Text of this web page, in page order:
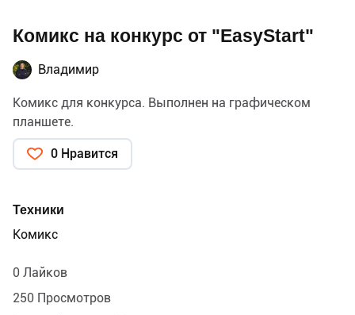
Комикс на конкурс от "EasyStart"
Владимир
Комикс для конкурса. Выполнен на графическом
планшете.
0 Нравится
Техники
Комикс
0 Лайков
250 Просмотров